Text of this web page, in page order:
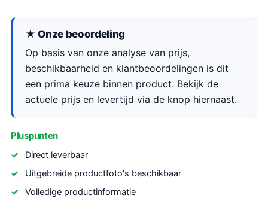
★ Onze beoordeling
Op basis van onze analyse van prijs,
beschikbaarheid en klantbeoordelingen is dit
een prima keuze binnen product. Bekijk de
actuele prijs en levertijd via de knop hiernaast.
Pluspunten
Direct leverbaar
Uitgebreide productfoto's beschikbaar
Volledige productinformatie